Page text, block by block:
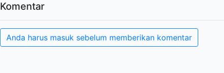
Komentar
Anda harus masuk sebelum memberikan komentar